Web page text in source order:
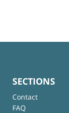
SECTIONS
Contact
FAQ